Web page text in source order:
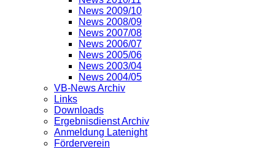
News 2009/10
News 2008/09
News 2007/08
News 2006/07
News 2005/06
News 2003/04
News 2004/05
VB-News Archiv
Links
Downloads
Ergebnisdienst Archiv
Anmeldung Latenight
Förderverein